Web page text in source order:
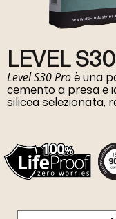
LEVEL
Level S30 Pro è una
cemento a presa e
silicea selezionata,